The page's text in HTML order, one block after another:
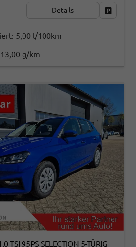
Details
5,00 l/100km
g/km
TSI 95PS SELECTION 5-TÜRIG